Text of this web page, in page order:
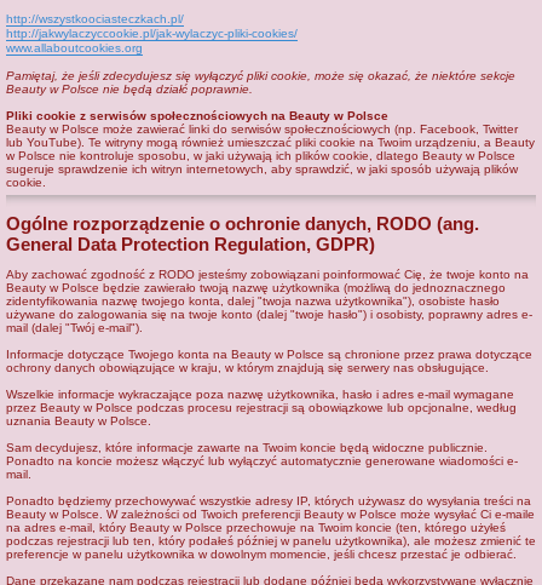
http://wszystkoociasteczkach.pl/
http://jakwylaczyccookie.pl/jak-wylaczyc-pliki-cookies/
www.allaboutcookies.org
Pamiętaj, że jeśli zdecydujesz się wyłączyć pliki cookie, może się okazać, że niektóre sekcje
Beauty w Polsce nie będą działć poprawnie.
Pliki cookie z serwisów społecznościowych na Beauty w Polsce
Beauty w Polsce może zawierać linki do serwisów społecznościowych (np. Facebook, Twitter
lub YouTube). Te witryny mogą również umieszczać pliki cookie na Twoim urządzeniu, a Beauty
w Polsce nie kontroluje sposobu, w jaki używają ich plików cookie, dlatego Beauty w Polsce
sugeruje sprawdzenie ich witryn internetowych, aby sprawdzić, w jaki sposób używają plików
cookie.
Ogólne rozporządzenie o ochronie danych, RODO (ang.
General Data Protection Regulation, GDPR)
Aby zachować zgodność z RODO jesteśmy zobowiązani poinformować Cię, że twoje konto na
Beauty w Polsce będzie zawierało twoją nazwę użytkownika (możliwą do jednoznacznego
zidentyfikowania nazwę twojego konta, dalej "twoja nazwa użytkownika"), osobiste hasło
używane do zalogowania się na twoje konto (dalej "twoje hasło") i osobisty, poprawny adres e-
mail (dalej "Twój e-mail").
Informacje dotyczące Twojego konta na Beauty w Polsce są chronione przez prawa dotyczące
ochrony danych obowiązujące w kraju, w którym znajdują się serwery nas obsługujące.
Wszelkie informacje wykraczające poza nazwę użytkownika, hasło i adres e-mail wymagane
przez Beauty w Polsce podczas procesu rejestracji są obowiązkowe lub opcjonalne, według
uznania Beauty w Polsce.
Sam decydujesz, które informacje zawarte na Twoim koncie będą widoczne publicznie.
Ponadto na koncie możesz włączyć lub wyłączyć automatycznie generowane wiadomości e-
mail.
Ponadto będziemy przechowywać wszystkie adresy IP, których używasz do wysyłania treści na
Beauty w Polsce. W zależności od Twoich preferencji Beauty w Polsce może wysyłać Ci e-maile
na adres e-mail, który Beauty w Polsce przechowuje na Twoim koncie (ten, którego użyłeś
podczas rejestracji lub ten, który podałeś później w panelu użytkownika), ale możesz zmienić te
preferencje w panelu użytkownika w dowolnym momencie, jeśli chcesz przestać je odbierać.
Dane przekazane nam podczas rejestracji lub dodane później będą wykorzystywane wyłącznie